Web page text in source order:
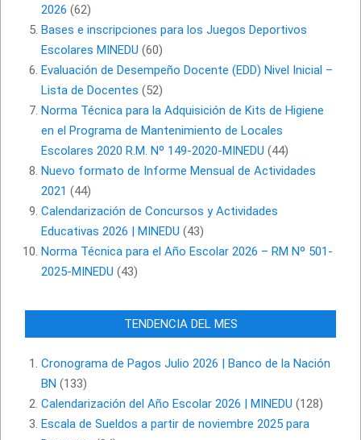
2026 (62)
Bases e inscripciones para los Juegos Deportivos
Escolares MINEDU (60)
Evaluación de Desempeño Docente (EDD) Nivel Inicial –
Lista de Docentes (52)
Norma Técnica para la Adquisición de Kits de Higiene
en el Programa de Mantenimiento de Locales
Escolares 2020 R.M. Nº 149-2020-MINEDU (44)
Nuevo formato de Informe Mensual de Actividades
2021 (44)
Calendarización de Concursos y Actividades
Educativas 2026 | MINEDU (43)
Norma Técnica para el Año Escolar 2026 – RM Nº 501-
2025-MINEDU (43)
TENDENCIA DEL MES
Cronograma de Pagos Julio 2026 | Banco de la Nación
BN (133)
Calendarización del Año Escolar 2026 | MINEDU (128)
Escala de Sueldos a partir de noviembre 2025 para